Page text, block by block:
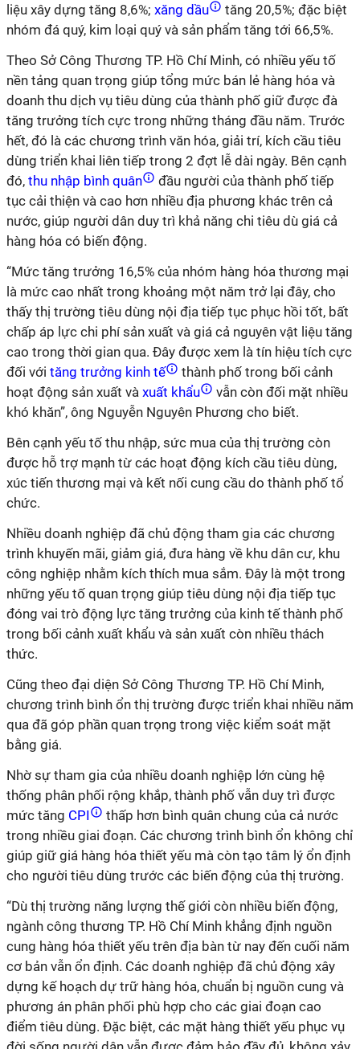
liệu xây dựng tăng 8,6%; xăng dầu
tăng 20,5%; đặc biệt
nhóm đá quý, kim loại quý và sản phẩm tăng tới 66,5%.
Theo Sở Công Thương TP. Hồ Chí Minh, có nhiều yếu tố
nền tảng quan trọng giúp tổng mức bán lẻ hàng hóa và
doanh thu dịch vụ tiêu dùng của thành phố giữ được đà
tăng trưởng tích cực trong những tháng đầu năm. Trước
hết, đó là các chương trình văn hóa, giải trí, kích cầu tiêu
dùng triển khai liên tiếp trong 2 đợt lễ dài ngày. Bên cạnh
đó, thu nhập bình quân
đầu người của thành phố tiếp
tục cải thiện và cao hơn nhiều địa phương khác trên cả
nước, giúp người dân duy trì khả năng chi tiêu dù giá cả
hàng hóa có biến động.
“Mức tăng trưởng 16,5% của nhóm hàng hóa thương mại
là mức cao nhất trong khoảng một năm trở lại đây, cho
thấy thị trường tiêu dùng nội địa tiếp tục phục hồi tốt, bất
chấp áp lực chi phí sản xuất và giá cả nguyên vật liệu tăng
cao trong thời gian qua. Đây được xem là tín hiệu tích cực
đối với tăng trưởng kinh tế
thành phố trong bối cảnh
hoạt động sản xuất và xuất khẩu
vẫn còn đối mặt nhiều
khó khăn”, ông Nguyễn Nguyên Phương cho biết.
Bên cạnh yếu tố thu nhập, sức mua của thị trường còn
được hỗ trợ mạnh từ các hoạt động kích cầu tiêu dùng,
xúc tiến thương mại và kết nối cung cầu do thành phố tổ
chức.
Nhiều doanh nghiệp đã chủ động tham gia các chương
trình khuyến mãi, giảm giá, đưa hàng về khu dân cư, khu
công nghiệp nhằm kích thích mua sắm. Đây là một trong
những yếu tố quan trọng giúp tiêu dùng nội địa tiếp tục
đóng vai trò động lực tăng trưởng của kinh tế thành phố
trong bối cảnh xuất khẩu và sản xuất còn nhiều thách
thức.
Cũng theo đại diện Sở Công Thương TP. Hồ Chí Minh,
chương trình bình ổn thị trường được triển khai nhiều năm
qua đã góp phần quan trọng trong việc kiểm soát mặt
bằng giá.
Nhờ sự tham gia của nhiều doanh nghiệp lớn cùng hệ
thống phân phối rộng khắp, thành phố vẫn duy trì được
mức tăng CPI
thấp hơn bình quân chung của cả nước
trong nhiều giai đoạn. Các chương trình bình ổn không chỉ
giúp giữ giá hàng hóa thiết yếu mà còn tạo tâm lý ổn định
cho người tiêu dùng trước các biến động của thị trường.
“Dù thị trường năng lượng thế giới còn nhiều biến động,
ngành công thương TP. Hồ Chí Minh khẳng định nguồn
cung hàng hóa thiết yếu trên địa bàn từ nay đến cuối năm
cơ bản vẫn ổn định. Các doanh nghiệp đã chủ động xây
dựng kế hoạch dự trữ hàng hóa, chuẩn bị nguồn cung và
phương án phân phối phù hợp cho các giai đoạn cao
điểm tiêu dùng. Đặc biệt, các mặt hàng thiết yếu phục vụ